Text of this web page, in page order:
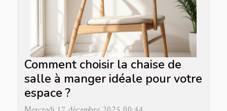
Comment choisir la chaise de
salle à manger idéale pour votre
espace ?